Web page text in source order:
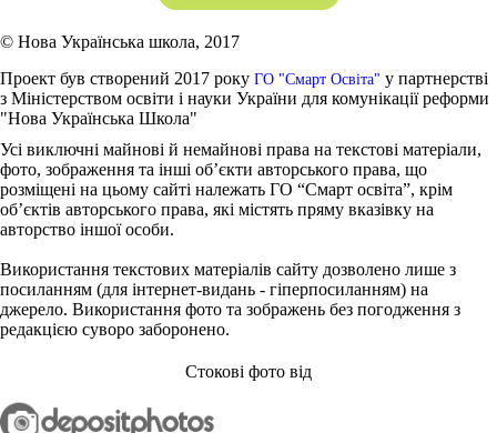
© Нова Українська школа, 2017
Проект був створений 2017 року ГО "Смарт Освіта" у партнерстві
з Міністерством освіти і науки України для комунікації реформи
"Нова Українська Школа"
Усі виключні майнові й немайнові права на текстові матеріали,
фото, зображення та інші об’єкти авторського права, що
розміщені на цьому сайті належать ГО “Смарт освіта”, крім
об’єктів авторського права, які містять пряму вказівку на
авторство іншої особи.
Використання текстових матеріалів сайту дозволено лише з
посиланням (для інтернет-видань - гіперпосиланням) на
джерело. Використання фото та зображень без погодження з
редакцією суворо заборонено.
Стокові фото від